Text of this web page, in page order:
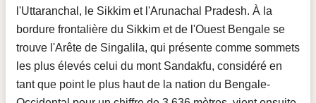
l'Uttaranchal, le Sikkim et l'Arunachal Pradesh. À la
bordure frontalière du Sikkim et de l'Ouest Bengale se
trouve l'Arête de Singalila, qui présente comme sommets
les plus élevés celui du mont Sandakfu, considéré en
tant que point le plus haut de la nation du Bengale-